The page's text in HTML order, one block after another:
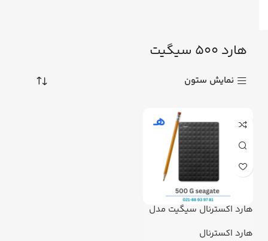
هارد 500 سیگیت
نمایش ستون
هارد اکسترنال سیگیت مدل
گیگابایت استوک
هارد اکسترنال